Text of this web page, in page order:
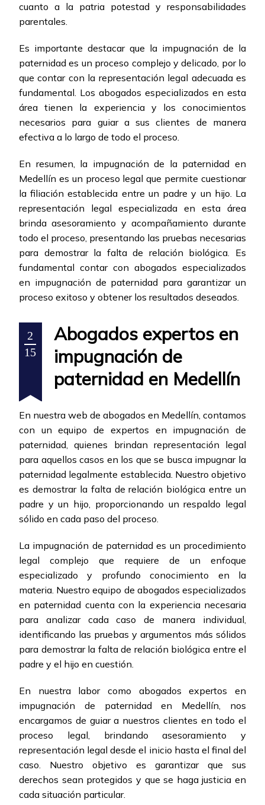
cuanto a la patria potestad y responsabilidades
parentales.
Es importante destacar que la impugnación de la
paternidad es un proceso complejo y delicado, por lo
que contar con la representación legal adecuada es
fundamental. Los abogados especializados en esta
área tienen la experiencia y los conocimientos
necesarios para guiar a sus clientes de manera
efectiva a lo largo de todo el proceso.
En resumen, la impugnación de la paternidad en
Medellín es un proceso legal que permite cuestionar
la filiación establecida entre un padre y un hijo. La
representación legal especializada en esta área
brinda asesoramiento y acompañamiento durante
todo el proceso, presentando las pruebas necesarias
para demostrar la falta de relación biológica. Es
fundamental contar con abogados especializados
en impugnación de paternidad para garantizar un
proceso exitoso y obtener los resultados deseados.
2
15
Abogados expertos en
impugnación de
paternidad en Medellín
En nuestra web de abogados en Medellín, contamos
con un equipo de expertos en impugnación de
paternidad, quienes brindan representación legal
para aquellos casos en los que se busca impugnar la
paternidad legalmente establecida. Nuestro objetivo
es demostrar la falta de relación biológica entre un
padre y un hijo, proporcionando un respaldo legal
sólido en cada paso del proceso.
La impugnación de paternidad es un procedimiento
legal complejo que requiere de un enfoque
especializado y profundo conocimiento en la
materia. Nuestro equipo de abogados especializados
en paternidad cuenta con la experiencia necesaria
para analizar cada caso de manera individual,
identificando las pruebas y argumentos más sólidos
para demostrar la falta de relación biológica entre el
padre y el hijo en cuestión.
En nuestra labor como abogados expertos en
impugnación de paternidad en Medellín, nos
encargamos de guiar a nuestros clientes en todo el
proceso legal, brindando asesoramiento y
representación legal desde el inicio hasta el final del
caso. Nuestro objetivo es garantizar que sus
derechos sean protegidos y que se haga justicia en
cada situación particular.